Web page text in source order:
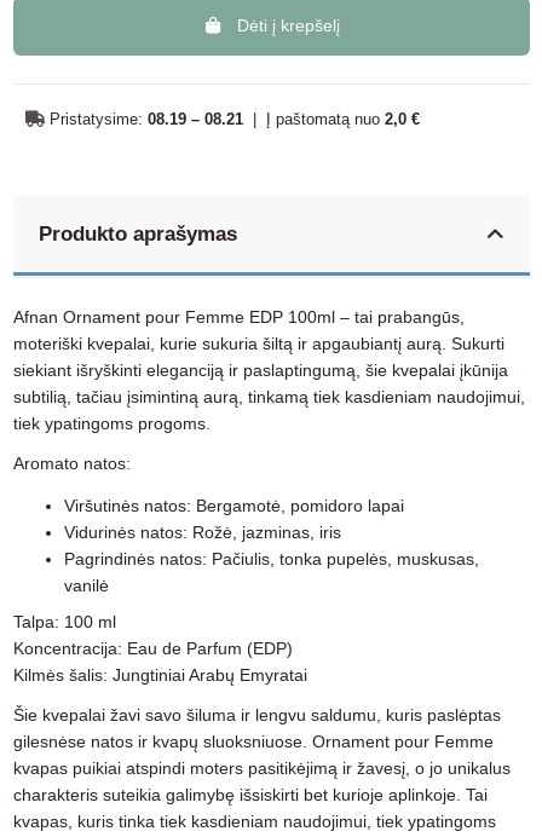
Dėti į krepšelį
Pristatysime: 08.19 – 08.21 | Į paštomatą nuo 2,0 €
Produkto aprašymas
Afnan Ornament pour Femme EDP 100ml – tai prabangūs,
moteriški kvepalai, kurie sukuria šiltą ir apgaubiantį aurą. Sukurti
siekiant išryškinti eleganciją ir paslaptingumą, šie kvepalai įkūnija
subtilią, tačiau įsimintiną aurą, tinkamą tiek kasdieniam naudojimui,
tiek ypatingoms progoms.
Aromato natos:
Viršutinės natos: Bergamotė, pomidoro lapai
Vidurinės natos: Rožė, jazminas, iris
Pagrindinės natos: Pačiulis, tonka pupelės, muskusas,
vanilė
Talpa: 100 ml
Koncentracija: Eau de Parfum (EDP)
Kilmės šalis: Jungtiniai Arabų Emyratai
Šie kvepalai žavi savo šiluma ir lengvu saldumu, kuris paslėptas
gilesnėse natos ir kvapų sluoksniuose. Ornament pour Femme
kvapas puikiai atspindi moters pasitikėjimą ir žavesį, o jo unikalus
charakteris suteikia galimybę išsiskirti bet kurioje aplinkoje. Tai
kvapas, kuris tinka tiek kasdieniam naudojimui, tiek ypatingoms